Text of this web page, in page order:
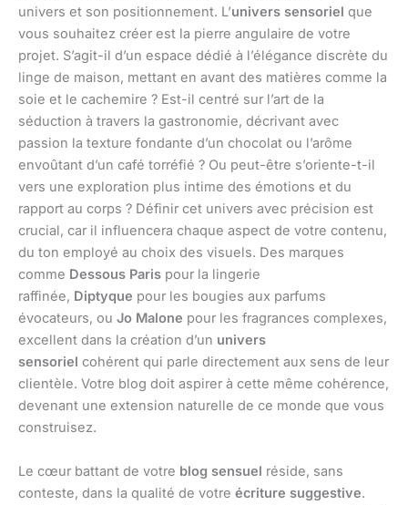
univers et son positionnement. L’univers sensoriel que
vous souhaitez créer est la pierre angulaire de votre
projet. S’agit-il d’un espace dédié à l’élégance discrète du
linge de maison, mettant en avant des matières comme la
soie et le cachemire ? Est-il centré sur l’art de la
séduction à travers la gastronomie, décrivant avec
passion la texture fondante d’un chocolat ou l’arôme
envoûtant d’un café torréfié ? Ou peut-être s’oriente-t-il
vers une exploration plus intime des émotions et du
rapport au corps ? Définir cet univers avec précision est
crucial, car il influencera chaque aspect de votre contenu,
du ton employé au choix des visuels. Des marques
comme Dessous Paris pour la lingerie
raffinée, Diptyque pour les bougies aux parfums
évocateurs, ou Jo Malone pour les fragrances complexes,
excellent dans la création d’un univers
sensoriel cohérent qui parle directement aux sens de leur
clientèle. Votre blog doit aspirer à cette même cohérence,
devenant une extension naturelle de ce monde que vous
construisez.
Le cœur battant de votre blog sensuel réside, sans
conteste, dans la qualité de votre écriture suggestive.